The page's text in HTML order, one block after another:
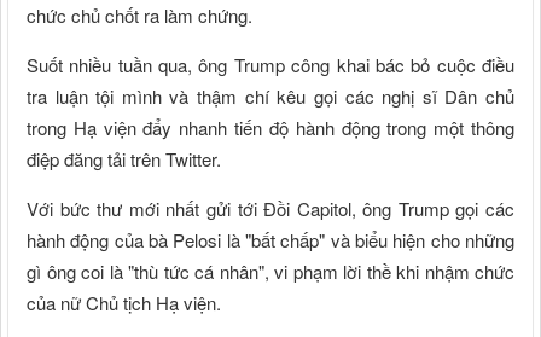
chức chủ chốt ra làm chứng.
Suốt nhiều tuần qua, ông Trump công khai bác bỏ cuộc điều
tra luận tội mình và thậm chí kêu gọi các nghị sĩ Dân chủ
trong Hạ viện đẩy nhanh tiến độ hành động trong một thông
điệp đăng tải trên Twitter.
Với bức thư mới nhất gửi tới Đồi Capitol, ông Trump gọi các
hành động của bà Pelosi là "bất chấp" và biểu hiện cho những
gì ông coi là "thù tức cá nhân", vi phạm lời thề khi nhậm chức
của nữ Chủ tịch Hạ viện.